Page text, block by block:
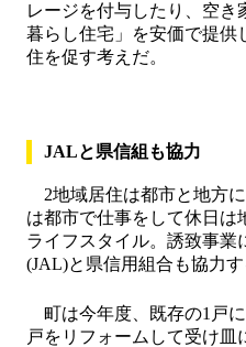
レージを付与したり、空き
暮らし住宅」を安価で提供
住を促す考えだ。
JALと県信組も協力
2地域居住は都市と地方
は都市で仕事をして休日は
ライフスタイル。誘致事業
(JAL)と県信用組合も協力す
町は今年度、既存の1戸
戸をリフォームして受け皿